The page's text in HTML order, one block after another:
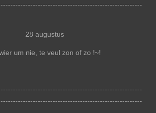
28 augustus
um nie, te veul zon of zo !~!